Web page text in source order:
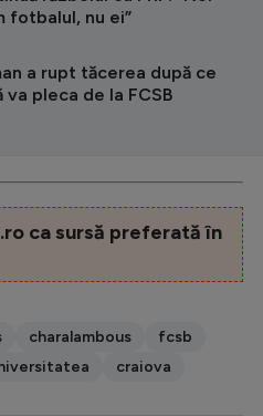
fotbalul, nu ei”
a rupt tăcerea după ce
pleca de la FCSB
ca sursă preferată în
charalambous
fcsb
craiova